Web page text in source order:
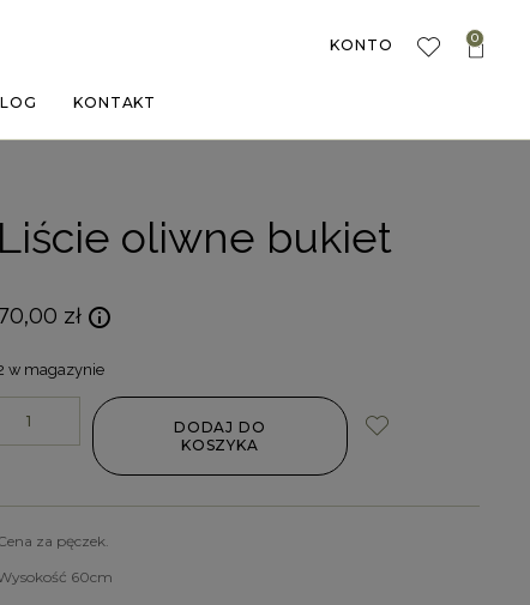
KONTAKT
KONTO 0
Liście oliwne bukiet
zł
w magazynie
DODAJ DO
KOSZYKA
za pęczek.
60cm